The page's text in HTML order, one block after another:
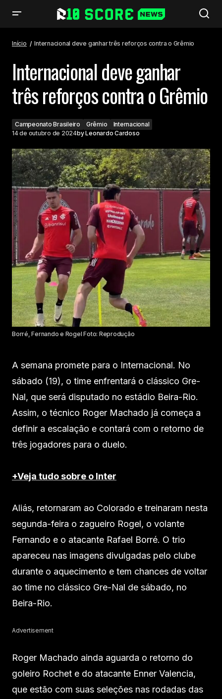
Início Internacional deve ganhar três reforços contra o Grêmio
Internacional deve ganhar
três reforços contra o Grêmio
Campeonato Brasileiro Grêmio
Internacional
14 de outubro de 2024byLeonardo Cardoso
Borré, Fernando e Rogel Foto: Reprodução
A semana promete para o Internacional. No
sábado (19), o time enfrentará o clássico Gre-
Nal, que será disputado no estádio Beira-Rio.
Assim, o técnico Roger Machado já começa a
definir a escalação e contará com o retorno de
três jogadores para o duelo.
+Veja tudo sobre o Inter
Aliás, retornaram ao Colorado e treinaram nesta
segunda-feira o zagueiro Rogel, o volante
Fernando e o atacante Rafael Borré. O trio
apareceu nas imagens divulgadas pelo clube
durante o aquecimento e tem chances de voltar
ao time no clássico Gre-Nal de sábado, no
Beira-Rio.
Advertisement
Roger Machado ainda aguarda o retorno do
goleiro Rochet e do atacante Enner Valencia,
que estão com suas seleções nas rodadas das